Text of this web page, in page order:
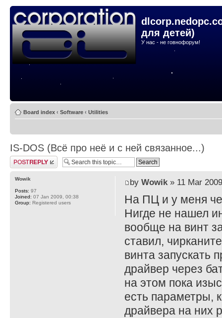
для детей)
У нас - не говнофорум!
Board index ‹ Software ‹ Utilities
IS-DOS (Всё про неё и с ней связанное...)
Post a reply
by Wowik» 11 Mar
На ПЦ и у меня
Нигде не нашел
вообще на винт
ставил,
винта запускать
драйвер через
на этом пока
есть параметры,
драйвера на них
Wowik
Posts: 97
Joined: 07 Jan 2009, 00:38
Group: Registered users